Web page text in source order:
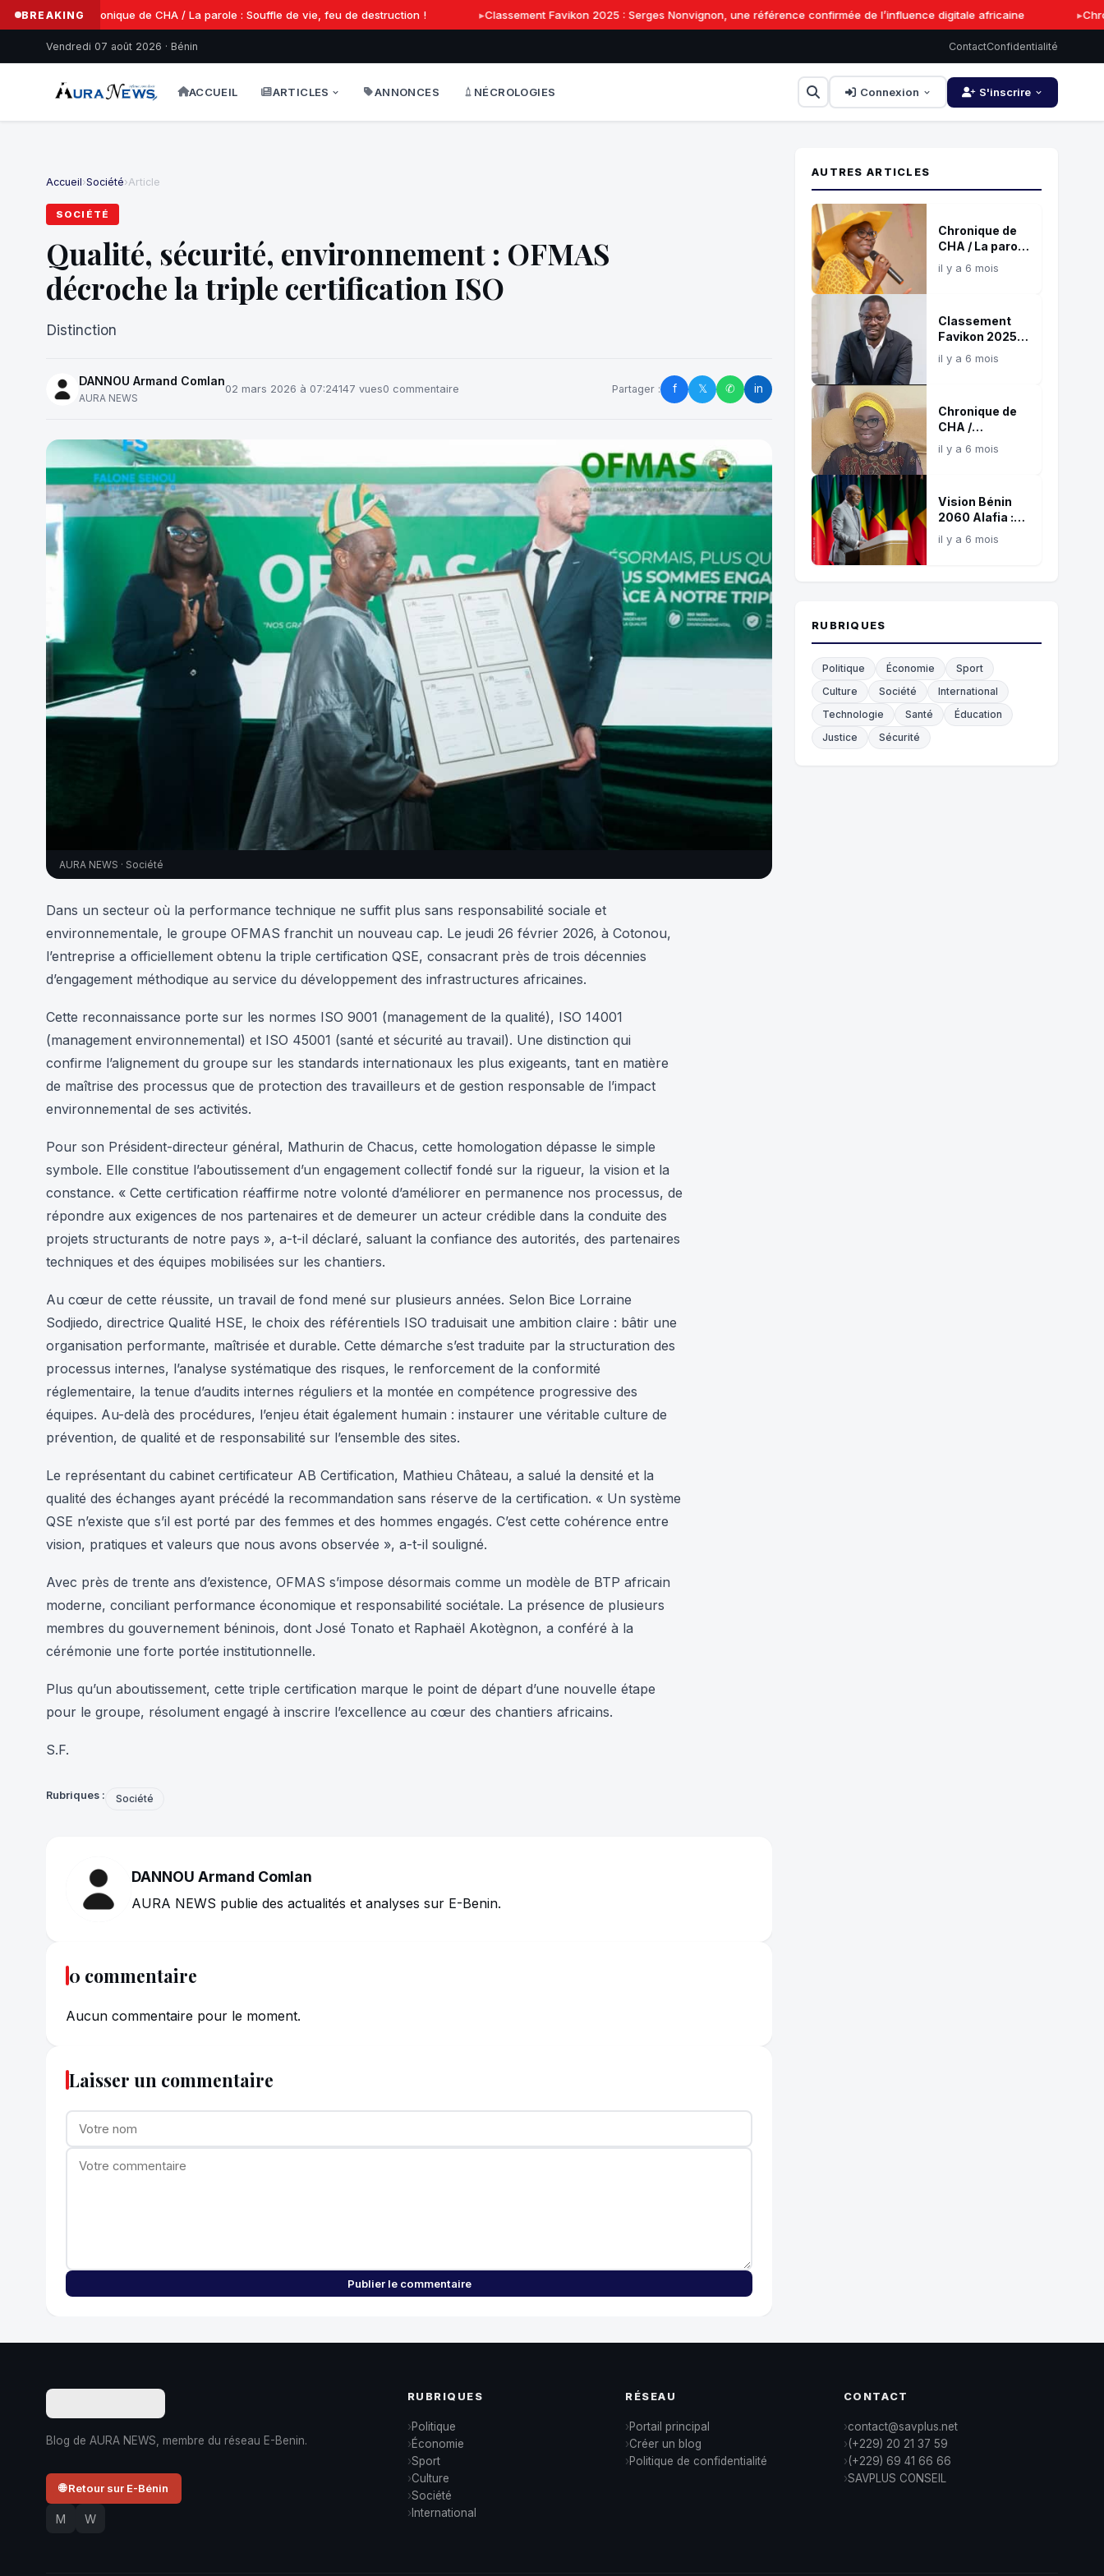
BREAKINGChronique de CHA / La parole : Souffle de vie, feu de destruction ! Classement Favikon 2025 : Serges Nonvignon, une référence confirmée de l’influence digitale africaine
Vendredi 07 août 2026 · Bénin ContactConfidentialité
ACCUEIL ARTICLES ANNONCES NÉCROLOGIES Connexion S'inscrire
Accueil›Société›Article
SOCIÉTÉ
Qualité, sécurité, environnement : OFMAS
décroche la triple certification ISO
Distinction
DANNOU Armand Comlan
AURA NEWS
02 mars 2026 à 07:24147 vues0 commentaire Partager : f 𝕏 ✆ in
AURA NEWS · Société
Dans un secteur où la performance technique ne suffit plus sans responsabilité sociale et
environnementale, le groupe OFMAS franchit un nouveau cap. Le jeudi 26 février 2026, à Cotonou,
l’entreprise a officiellement obtenu la triple certification QSE, consacrant près de trois décennies
d’engagement méthodique au service du développement des infrastructures africaines.
Cette reconnaissance porte sur les normes ISO 9001 (management de la qualité), ISO 14001
(management environnemental) et ISO 45001 (santé et sécurité au travail). Une distinction qui
confirme l’alignement du groupe sur les standards internationaux les plus exigeants, tant en matière
de maîtrise des processus que de protection des travailleurs et de gestion responsable de l’impact
environnemental de ses activités.
Pour son Président-directeur général, Mathurin de Chacus, cette homologation dépasse le simple
symbole. Elle constitue l’aboutissement d’un engagement collectif fondé sur la rigueur, la vision et la
constance. « Cette certification réaffirme notre volonté d’améliorer en permanence nos processus, de
répondre aux exigences de nos partenaires et de demeurer un acteur crédible dans la conduite des
projets structurants de notre pays », a-t-il déclaré, saluant la confiance des autorités, des partenaires
techniques et des équipes mobilisées sur les chantiers.
Au cœur de cette réussite, un travail de fond mené sur plusieurs années. Selon Bice Lorraine
Sodjiedo, directrice Qualité HSE, le choix des référentiels ISO traduisait une ambition claire : bâtir une
organisation performante, maîtrisée et durable. Cette démarche s’est traduite par la structuration des
processus internes, l’analyse systématique des risques, le renforcement de la conformité
réglementaire, la tenue d’audits internes réguliers et la montée en compétence progressive des
équipes. Au-delà des procédures, l’enjeu était également humain : instaurer une véritable culture de
prévention, de qualité et de responsabilité sur l’ensemble des sites.
Le représentant du cabinet certificateur AB Certification, Mathieu Château, a salué la densité et la
qualité des échanges ayant précédé la recommandation sans réserve de la certification. « Un système
QSE n’existe que s’il est porté par des femmes et des hommes engagés. C’est cette cohérence entre
vision, pratiques et valeurs que nous avons observée », a-t-il souligné.
Avec près de trente ans d’existence, OFMAS s’impose désormais comme un modèle de BTP africain
moderne, conciliant performance économique et responsabilité sociétale. La présence de plusieurs
membres du gouvernement béninois, dont José Tonato et Raphaël Akotègnon, a conféré à la
cérémonie une forte portée institutionnelle.
Plus qu’un aboutissement, cette triple certification marque le point de départ d’une nouvelle étape
pour le groupe, résolument engagé à inscrire l’excellence au cœur des chantiers africains.
S.F.
Rubriques : Société
DANNOU Armand Comlan
AURA NEWS publie des actualités et analyses sur E-Benin.
0 commentaire
Aucun commentaire pour le moment.
Laisser un commentaire
Publier le commentaire
AUTRES ARTICLES
Chronique de
CHA / La parole
: Souffle de vie,
feu de
il y a 6 mois
Classement
Favikon 2025 :
Serges
Nonvignon, une
l’influence
digitale
africaine
il y a 6 mois
Chronique de
CHA /
L’éthique, ce
juge silencieux
il y a 6 mois
Vision Bénin
2060 Alafia :
Une boussole
commune pour
il y a 6 mois
RUBRIQUES
Politique Économie
Sport
Culture
Société
International
Technologie
Santé
Éducation
Justice
Sécurité
Blog de AURA NEWS, membre du réseau E-Benin.
🌐 Retour sur E-Bénin
M W
RUBRIQUES
Politique
Économie
Sport
Culture
Société
International
RÉSEAU
Portail principal
Créer un blog
Politique de confidentialité
CONTACT
contact@savplus.net
(+229) 20 21 37 59
(+229) 69 41 66 66
SAVPLUS CONSEIL